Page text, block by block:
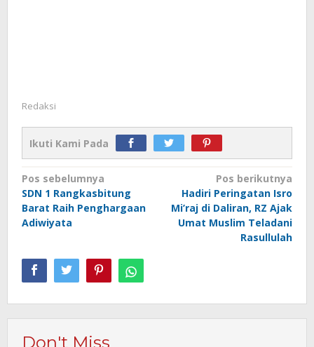
Redaksi
Ikuti Kami Pada
Navigasi
pos
Pos sebelumnya
SDN 1 Rangkasbitung
Barat Raih Penghargaan
Adiwiyata
Pos berikutnya
Hadiri Peringatan Isro
Mi’raj di Daliran, RZ Ajak
Umat Muslim Teladani
Rasullulah
Don't Miss